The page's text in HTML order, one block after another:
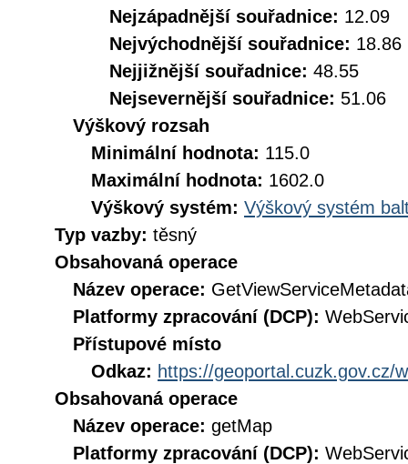
Nejzápadnější souřadnice: 12.09
Nejvýchodnější souřadnice: 18.86
Nejjižnější souřadnice: 48.55
Nejsevernější souřadnice: 51.06
Výškový rozsah
Minimální hodnota: 115.0
Maximální hodnota: 1602.0
Výškový systém: Výškový systém
Typ vazby: těsný
Obsahovaná operace
Název operace:
Platformy zpracování (DCP):
Přístupové místo
Odkaz: https://geoportal.cuzk.gov.cz/
Obsahovaná operace
Název operace: getMap
Platformy zpracování (DCP):